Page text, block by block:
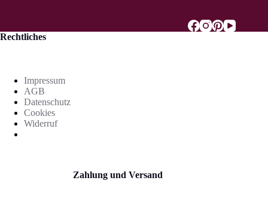
Rechtliches
Impressum
AGB
Datenschutz
Cookies
Widerruf
Zahlung und Versand